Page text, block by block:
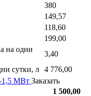
380
149,57
118,60
199,00
на одни
3,40
сутки, л 4 776,00
1,5 МВт Заказать
1 500,00